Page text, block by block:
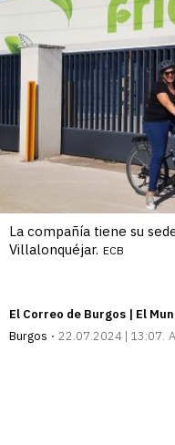
La compañía tiene su
Villalonquéjar. ECB
El Correo de Burgos | El
Burgos
22.07.2024 | 13:07